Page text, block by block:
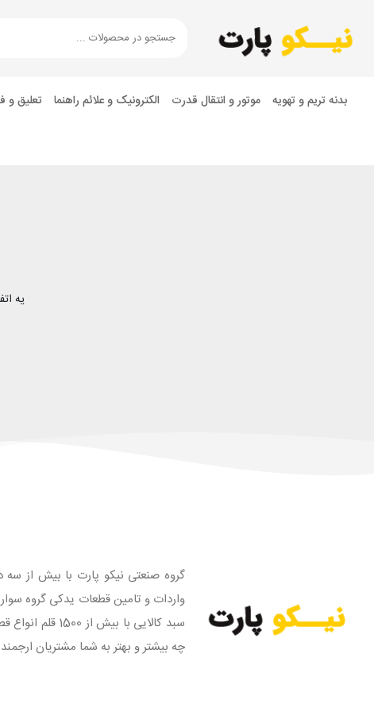
بدنه تریم و تهویه موتور و انتقال قدرت الکترونیک و علائم راهنما تعلیق و
یه
گروه صنعتی نیکو پارت با بیش از سه
واردات و تامین قطعات یدکی گروه
سبد کالایی
چه بیشتر و بهتر به شما مشتریان